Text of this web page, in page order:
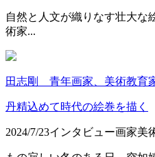
自然と人文が織りなす壮大な
術家...
田志剛 青年画家、美術教育
丹精込めて時代の絵巻を描く
2024/7/23インタビュー画家美